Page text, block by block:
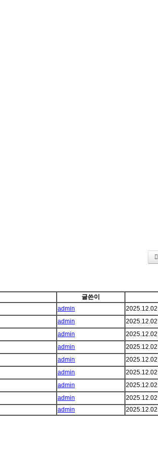
글쓴이
admin 2025.12.02
admin 2025.12.02
admin 2025.12.02
admin 2025.12.02
admin 2025.12.02
admin 2025.12.02
admin 2025.12.02
admin 2025.12.02
admin 2025.12.02